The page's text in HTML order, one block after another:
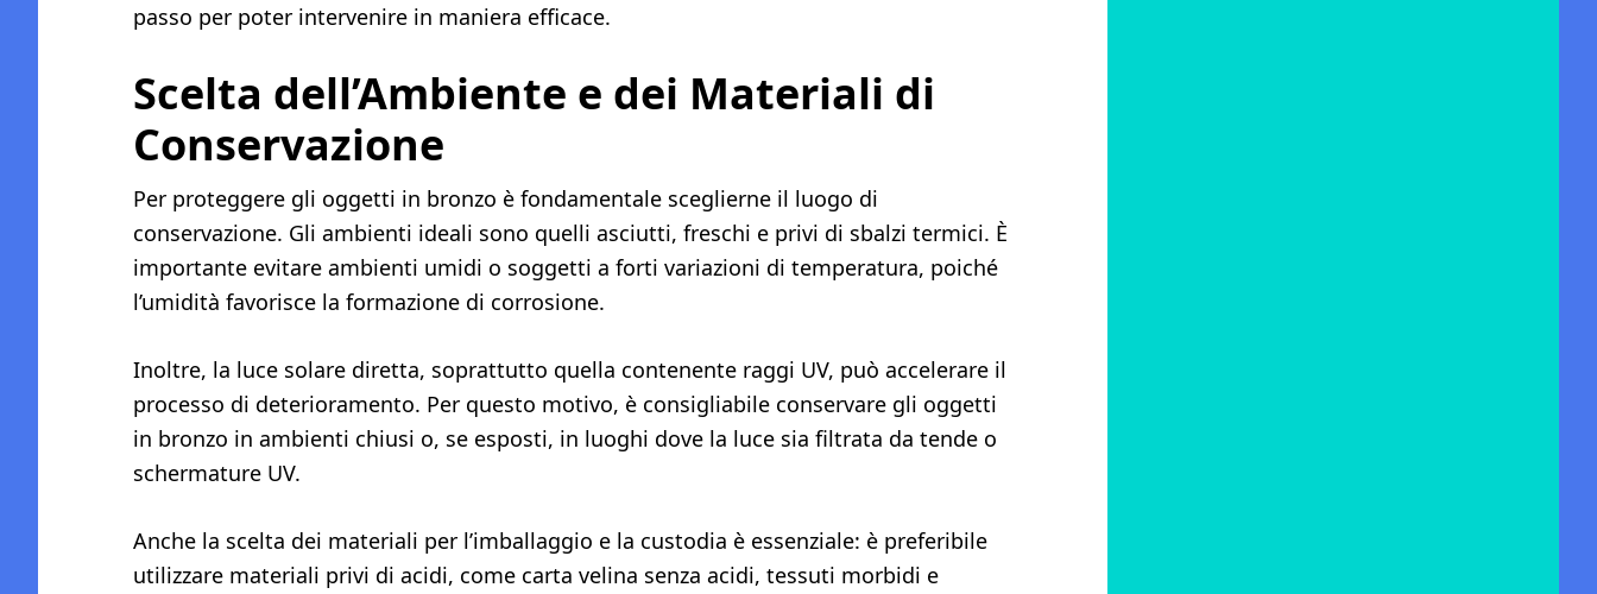
passo per poter intervenire in maniera efficace.
Scelta dell’Ambiente e dei Materiali di
Conservazione
Per proteggere gli oggetti in bronzo è fondamentale sceglierne il luogo di
conservazione. Gli ambienti ideali sono quelli asciutti, freschi e privi di sbalzi termici. È
importante evitare ambienti umidi o soggetti a forti variazioni di temperatura, poiché
l’umidità favorisce la formazione di corrosione.
Inoltre, la luce solare diretta, soprattutto quella contenente raggi UV, può accelerare il
processo di deterioramento. Per questo motivo, è consigliabile conservare gli oggetti
in bronzo in ambienti chiusi o, se esposti, in luoghi dove la luce sia filtrata da tende o
schermature UV.
Anche la scelta dei materiali per l’imballaggio e la custodia è essenziale: è preferibile
utilizzare materiali privi di acidi, come carta velina senza acidi, tessuti morbidi e